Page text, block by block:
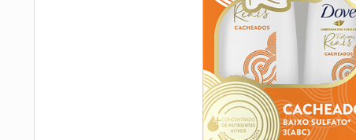
9º esmalte
10
absorvente